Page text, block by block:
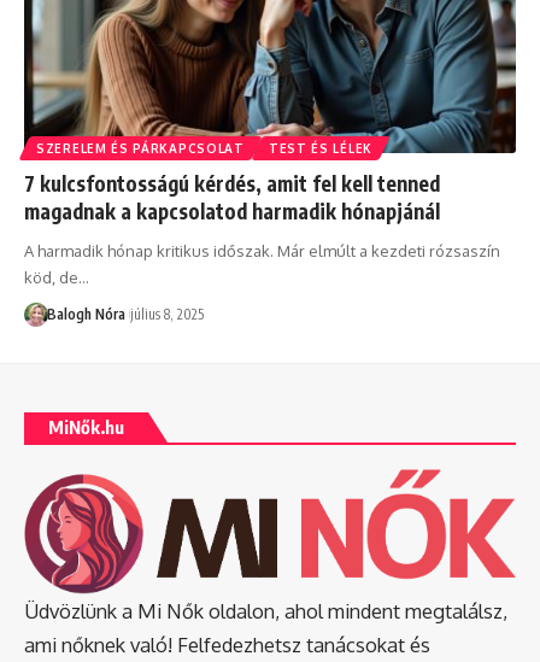
SZERELEM ÉS PÁRKAPCSOLAT TEST ÉS LÉLEK
7 kulcsfontosságú kérdés, amit fel kell tenned
magadnak a kapcsolatod harmadik hónapjánál
A harmadik hónap kritikus időszak. Már elmúlt a kezdeti rózsaszín
köd, de…
Balogh Nóra július 8, 2025
MiNők.hu
Üdvözlünk a Mi Nők oldalon, ahol mindent megtalálsz,
ami nőknek való! Felfedezhetsz tanácsokat és